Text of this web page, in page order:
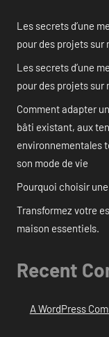
Les secrets d’une
pour des projets sur
Les secrets d’une
pour des projets sur
Comment adapter
bâti existant, aux
environnementales
son mode de vie
Pourquoi choisir
Transformez votre
maison essentiels.
Recent
A WordPress